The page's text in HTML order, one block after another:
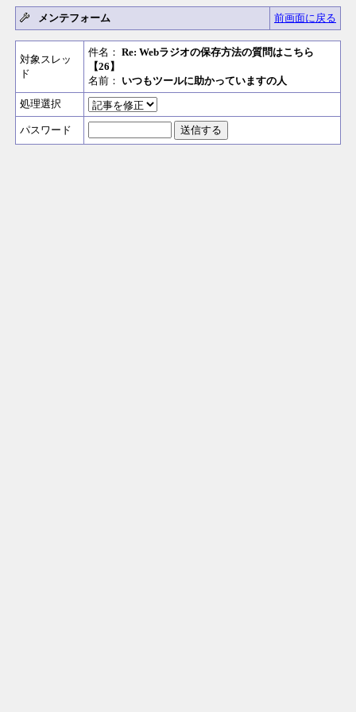
メンテフォーム 前画面に戻る
対象スレッ
ド
件名： Re: Webラジオの保存方法の質問はこちら
【26】
名前： いつもツールに助かっていますの人
処理選択
パスワード